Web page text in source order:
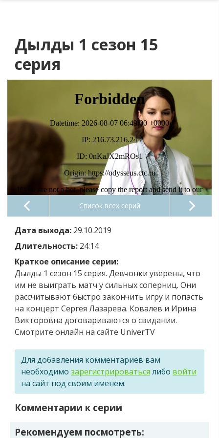
Дылды 1 сезон 15
серия
Список всех серий
Дата выхода: 29.10.2019
Длительность: 24:14
Краткое описание серии:
Дылды 1 сезон 15 серия. Девчонки уверены, что
им не выиграть матч у сильных соперниц. Они
рассчитывают быстро закончить игру и попасть
на концерт Сергея Лазарева. Ковалев и Ирина
Викторовна договариваются о свидании.
Смотрите онлайн на сайте UniverTV
Для добавления комментариев вам
необходимо зарегистрироваться либо войти
на сайт под своим именем.
Комментарии к серии
Рекомендуем посмотреть: